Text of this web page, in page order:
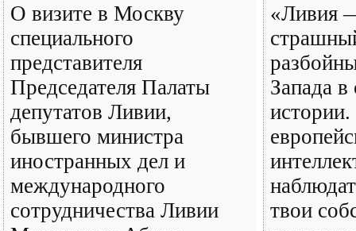
О визите в Москву
специального
представителя
Председателя Палаты
депутатов Ливии,
бывшего министра
иностранных дел и
международного
сотрудничества Ливии
«Ливия
Запада
твои